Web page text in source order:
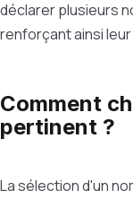
déclarer plusieurs
renforçant ainsi
Comment
pertinent ?
La sélection d'un